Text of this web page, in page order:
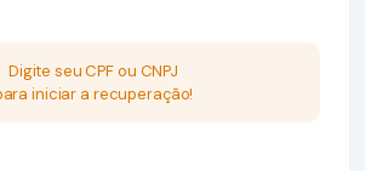
Digite seu CPF ou CNPJ
iniciar a recuperação!